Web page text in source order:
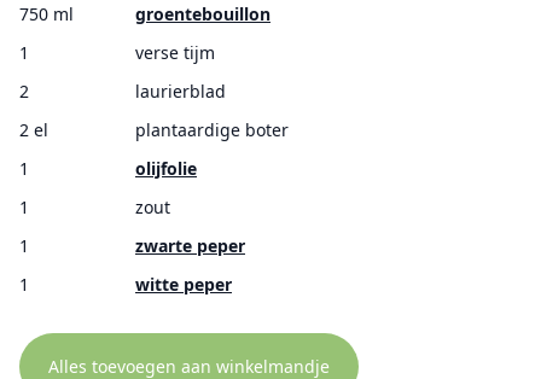
750 ml
groentebouillon
1
verse tijm
2
laurierblad
2 el
plantaardige boter
1
olijfolie
1
zout
1
zwarte peper
1
witte peper
Alles toevoegen aan winkelmandje